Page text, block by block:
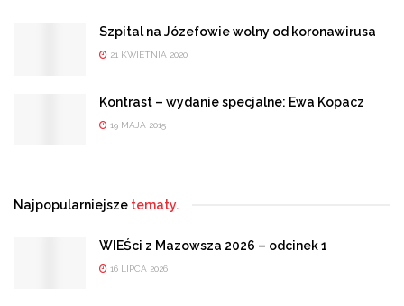
Szpital na Józefowie wolny od koronawirusa
21 KWIETNIA 2020
Kontrast – wydanie specjalne: Ewa Kopacz
19 MAJA 2015
Najpopularniejsze tematy.
WIEŚci z Mazowsza 2026 – odcinek 1
16 LIPCA 2026